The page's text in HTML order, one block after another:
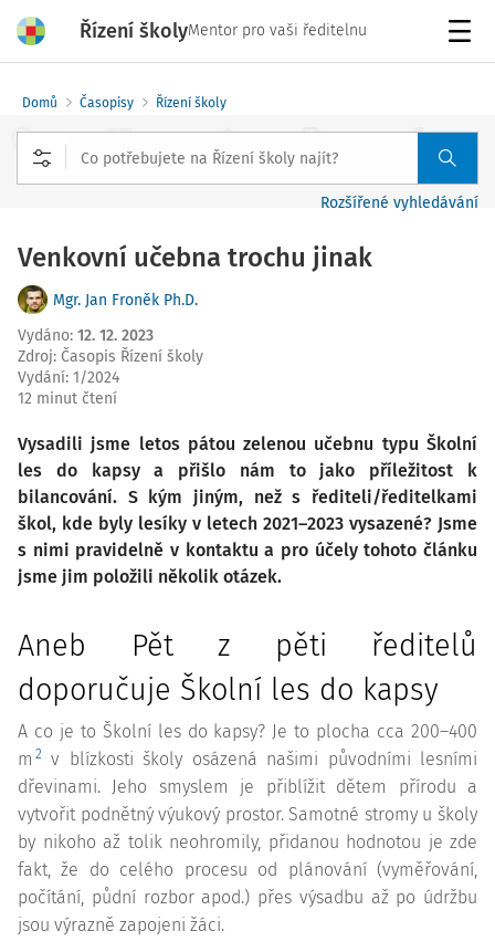
Řízení školyMentor pro vaši ředitelnu
Domů Časopisy Řízení školy
Rozšířené vyhledávání
Venkovní učebna trochu jinak
Mgr. Jan Froněk Ph.D.
Vydáno: 12. 12. 2023
Zdroj: Časopis Řízení školy
Vydání: 1/2024
12 minut čtení
Vysadili jsme letos pátou zelenou učebnu typu Školní
les do kapsy a přišlo nám to jako příležitost k
bilancování. S kým jiným, než s řediteli/ředitelkami
škol, kde byly lesíky v letech 2021–2023 vysazené? Jsme
s nimi pravidelně v kontaktu a pro účely tohoto článku
jsme jim položili několik otázek.
aneb Pět z pěti ředitelů
doporučuje Školní les do kapsy
A co je to Školní les do kapsy? Je to plocha cca 200–400
m 2
v blízkosti školy osázená našimi původními lesními
dřevinami. Jeho smyslem je přiblížit dětem přírodu a
vytvořit podnětný výukový prostor. Samotné stromy u školy
by nikoho až tolik neohromily, přidanou hodnotou je zde
fakt, že do celého procesu od plánování (vyměřování,
počítání, půdní rozbor apod.) přes výsadbu až po údržbu
jsou výrazně zapojeni žáci.